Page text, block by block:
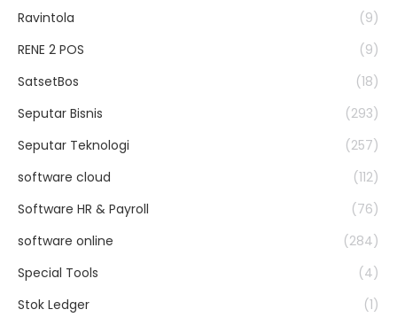
Ravintola
(9)
RENE 2 POS
(9)
SatsetBos
(18)
Seputar Bisnis
(293)
Seputar Teknologi
(257)
software cloud
(112)
Software HR & Payroll
(76)
software online
(284)
Special Tools
(4)
Stok Ledger
(1)